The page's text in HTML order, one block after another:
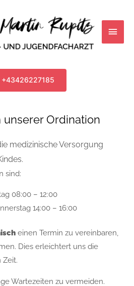
Main
+43426227185
Ordination
medizinische Versorgung
sind:
08:00 – 12:00
14:00 – 16:00
einen Termin zu vereinbaren,
Dies erleichtert uns die
Zeit.
Wartezeiten zu vermeiden.